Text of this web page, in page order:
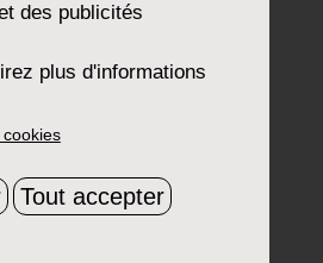
des publicités
plus d'informations
Tout accepter